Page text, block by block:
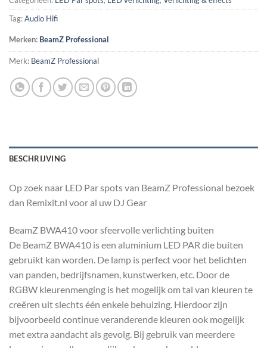
Tag:Audio Hifi
Merken: BeamZ Professional
Merk: BeamZ Professional
BESCHRIJVING
Op zoek naar LED Par spots van BeamZ Professional bezoek
dan Remixit.nl voor al uw DJ Gear
BeamZ BWA410 voor sfeervolle verlichting buiten
De BeamZ BWA410 is een aluminium LED PAR die buiten
gebruikt kan worden. De lamp is perfect voor het belichten
van panden, bedrijfsnamen, kunstwerken, etc. Door de
RGBW kleurenmenging is het mogelijk om tal van kleuren te
creëren uit slechts één enkele behuizing. Hierdoor zijn
bijvoorbeeld continue veranderende kleuren ook mogelijk
met extra aandacht als gevolg. Bij gebruik van meerdere